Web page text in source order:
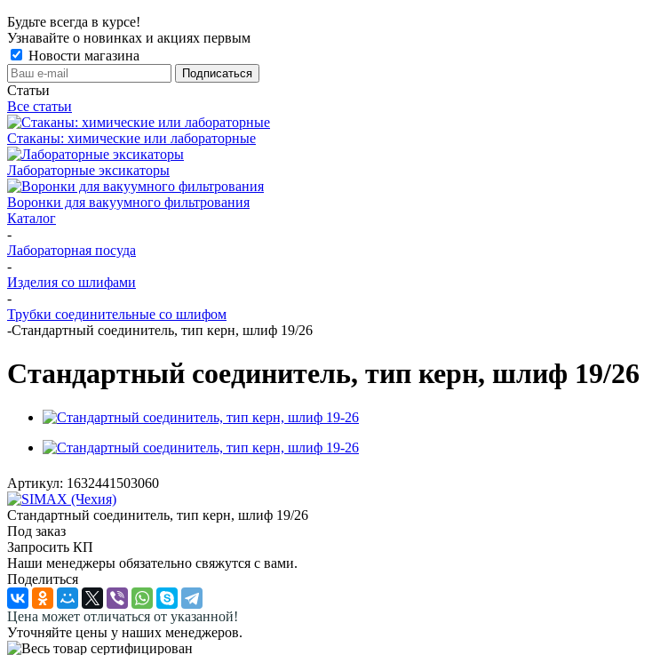
Будьте всегда в курсе!
Узнавайте о новинках и акциях первым
Новости магазина
Статьи
Все статьи
Стаканы: химические или лабораторные
Лабораторные эксикаторы
Воронки для вакуумного фильтрования
Каталог
-
Лабораторная посуда
-
Изделия со шлифами
-
Трубки соединительные со шлифом
-Стандартный соединитель, тип керн, шлиф 19/26
Стандартный соединитель, тип керн, шлиф 19/26
Артикул: 1632441503060
Стандартный соединитель, тип керн, шлиф 19/26
Под заказ
Запросить КП
Наши менеджеры обязательно свяжутся с вами.
Поделиться
Цена может отличаться от указанной!
Уточняйте цены у наших менеджеров.